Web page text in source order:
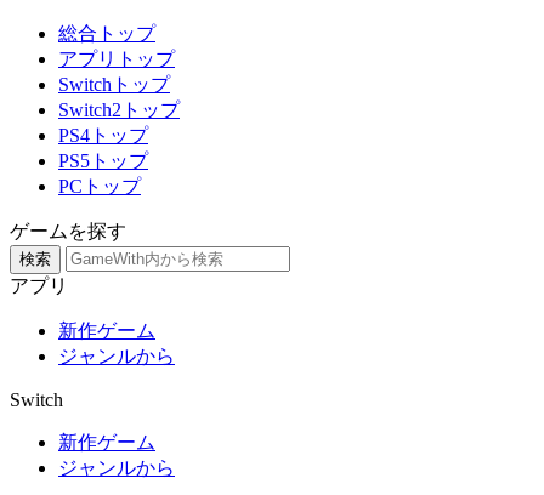
総合トップ
アプリトップ
Switchトップ
Switch2トップ
PS4トップ
PS5トップ
PCトップ
ゲームを探す
検索
アプリ
新作ゲーム
ジャンルから
Switch
新作ゲーム
ジャンルから